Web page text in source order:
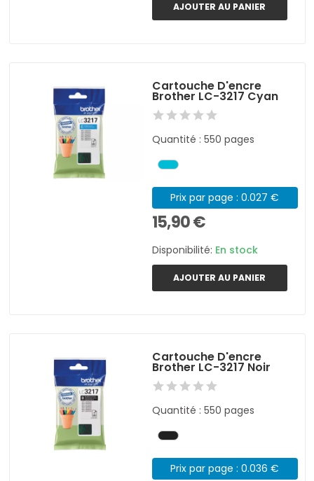
AJOUTER AU PANIER
Cartouche D'encre
Brother LC-3217 Cyan
Quantité : 550 pages
Prix par page : 0.027 €
15,90 €
Disponibilité: En stock
AJOUTER AU PANIER
Cartouche D'encre
Brother LC-3217 Noir
Quantité : 550 pages
Prix par page : 0.036 €